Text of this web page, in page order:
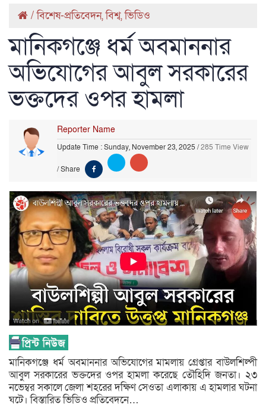
/বিশেষ-প্রতিবেদন,বিশ্ব,ভিডিও
মানিকগঞ্জে ধর্ম অবমাননার
অভিযোগের আবুল সরকারের
ভক্তদের ওপর হামলা
Reporter Name
Update Time : Sunday, November 23, 2025 /285 Time View
/Share
মানিকগঞ্জে ধর্ম অবমাননার অভিযোগের মামলায় গ্রেপ্তার বাউলশিল্পী
আবুল সরকারের ভক্তদের ওপর হামলা করেছে তৌহিদি জনতা। ২৩
নভেম্বর সকালে জেলা শহরের দক্ষিণ সেওতা এলাকায় এ হামলার ঘটনা
ঘটে। বিস্তারিত ভিডিও প্রতিবেদনে…